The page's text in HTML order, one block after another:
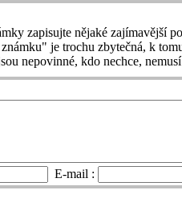
zapisujte nějaké zajímavější
je trochu zbytečná, k
nepovinné, kdo nechce,
E-mail :